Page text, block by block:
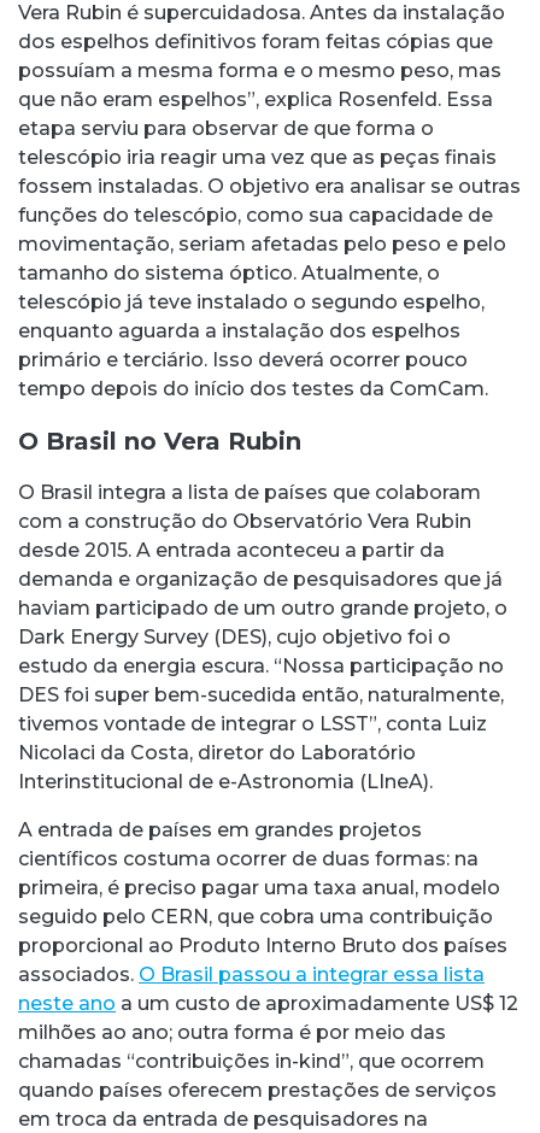
Vera Rubin é supercuidadosa. Antes da instalação
dos espelhos definitivos foram feitas cópias que
possuíam a mesma forma e o mesmo peso, mas
que não eram espelhos”, explica Rosenfeld. Essa
etapa serviu para observar de que forma o
telescópio iria reagir uma vez que as peças finais
fossem instaladas. O objetivo era analisar se outras
funções do telescópio, como sua capacidade de
movimentação, seriam afetadas pelo peso e pelo
tamanho do sistema óptico. Atualmente, o
telescópio já teve instalado o segundo espelho,
enquanto aguarda a instalação dos espelhos
primário e terciário. Isso deverá ocorrer pouco
tempo depois do início dos testes da ComCam.
O Brasil no Vera Rubin
O Brasil integra a lista de países que colaboram
com a construção do Observatório Vera Rubin
desde 2015. A entrada aconteceu a partir da
demanda e organização de pesquisadores que já
haviam participado de um outro grande projeto, o
Dark Energy Survey (DES), cujo objetivo foi o
estudo da energia escura. “Nossa participação no
DES foi super bem-sucedida então, naturalmente,
tivemos vontade de integrar o LSST”, conta Luiz
Nicolaci da Costa, diretor do Laboratório
Interinstitucional de e-Astronomia (LIneA).
A entrada de países em grandes projetos
científicos costuma ocorrer de duas formas: na
primeira, é preciso pagar uma taxa anual, modelo
seguido pelo CERN, que cobra uma contribuição
proporcional ao Produto Interno Bruto dos países
associados. O Brasil passou a integrar essa lista
neste ano a um custo de aproximadamente US$ 12
milhões ao ano; outra forma é por meio das
chamadas “contribuições in-kind”, que ocorrem
quando países oferecem prestações de serviços
em troca da entrada de pesquisadores na